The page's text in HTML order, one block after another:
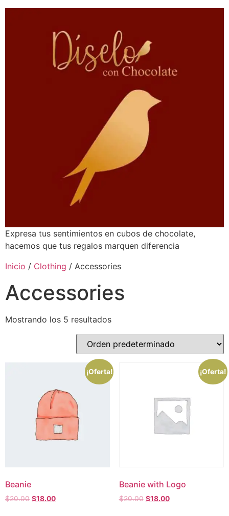
Expresa tus sentimientos en cubos de chocolate,
hacemos que tus regalos marquen diferencia
Inicio / Clothing / Accessories
Accessories
Mostrando los 5 resultados
¡Oferta!
Beanie
$20.00 $18.00
¡Oferta!
Beanie with Logo
$20.00 $18.00